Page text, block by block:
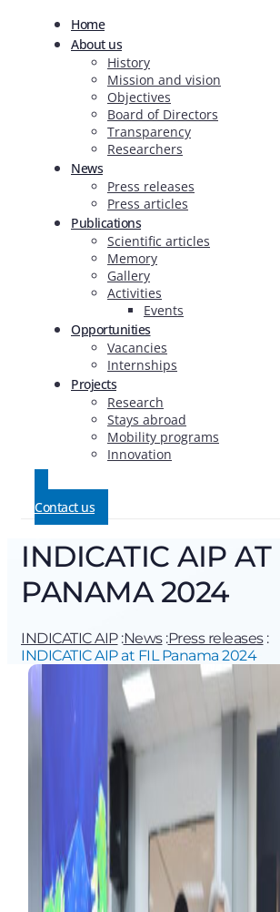
Home
About us
History
Mission and vision
Objectives
Board of Directors
Transparency
Researchers
News
Press releases
Press articles
Publications
Scientific articles
Memory
Gallery
Activities
Events
Opportunities
Vacancies
Internships
Projects
Research
Stays abroad
Mobility programs
Innovation
Contact us
INDICATIC AIP AT
PANAMA 2024
INDICATIC AIP:News:Press releases:
INDICATIC AIP at FIL Panama 2024